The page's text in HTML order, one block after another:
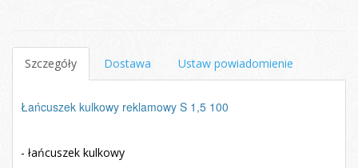
Szczegóły Dostawa Ustaw powiadomienie
Łańcuszek kulkowy reklamowy S 1,5 100
- łańcuszek kulkowy